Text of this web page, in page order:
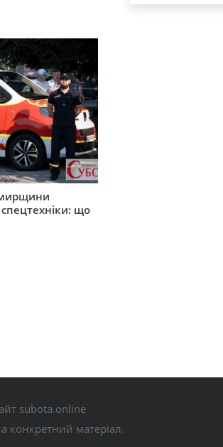
що
subota.online
конкретний матеріал.